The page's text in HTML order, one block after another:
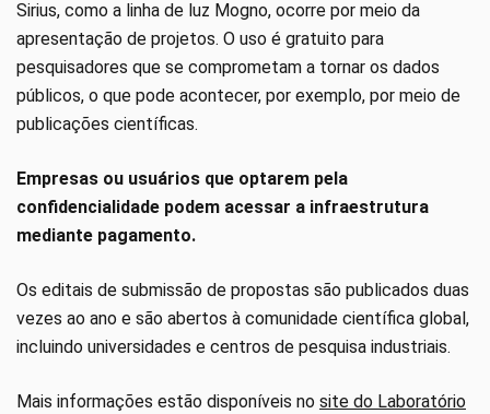
Sirius, como a linha de luz Mogno, ocorre por meio da
apresentação de projetos. O uso é gratuito para
pesquisadores que se comprometam a tornar os dados
públicos, o que pode acontecer, por exemplo, por meio de
publicações científicas.
Empresas ou usuários que optarem pela
confidencialidade podem acessar a infraestrutura
mediante pagamento.
Os editais de submissão de propostas são publicados duas
vezes ao ano e são abertos à comunidade científica global,
incluindo universidades e centros de pesquisa industriais.
Mais informações estão disponíveis no site do Laboratório